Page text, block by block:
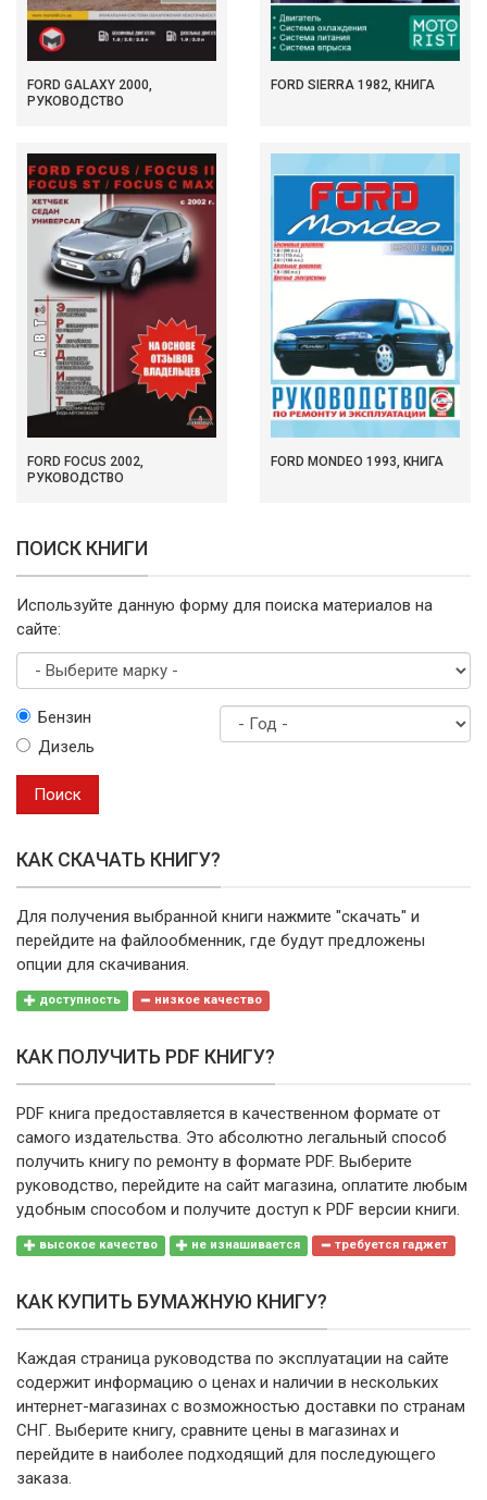
FORD GALAXY 2000,
РУКОВОДСТВО
FORD SIERRA 1982, КНИГА
FORD FOCUS 2002,
РУКОВОДСТВО
FORD MONDEO 1993, КНИГА
ПОИСК КНИГИ
Используйте данную форму для поиска материалов на
сайте:
маркуБензин
Дизель
Поиск
КАК СКАЧАТЬ КНИГУ?
Для получения выбранной книги нажмите "скачать" и
перейдите на файлообменник, где будут предложены
опции для скачивания.
доступность низкое качество
КАК ПОЛУЧИТЬ PDF КНИГУ?
PDF книга предоставляется в качественном формате от
самого издательства. Это абсолютно легальный способ
получить книгу по ремонту в формате PDF. Выберите
руководство, перейдите на сайт магазина, оплатите любым
удобным способом и получите доступ к PDF версии книги.
высокое качество не изнашивается требуется гаджет
КАК КУПИТЬ БУМАЖНУЮ КНИГУ?
Каждая страница руководства по эксплуатации на сайте
содержит информацию о ценах и наличии в нескольких
интернет-магазинах с возможностью доставки по странам
СНГ. Выберите книгу, сравните цены в магазинах и
перейдите в наиболее подходящий для последующего
заказа.